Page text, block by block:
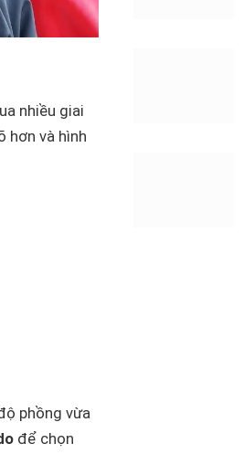
nhiều giai
hơn và hình
phồng vừa
để chọn